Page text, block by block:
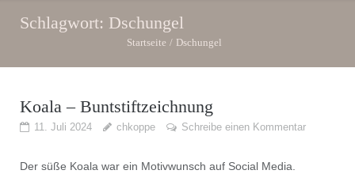
Schlagwort: Dschungel
Startseite / Dschungel
Koala – Buntstiftzeichnung
11. Juli 2024 chkoppe Schreibe einen Kommentar
Der süße Koala war ein Motivwunsch auf Social Media.